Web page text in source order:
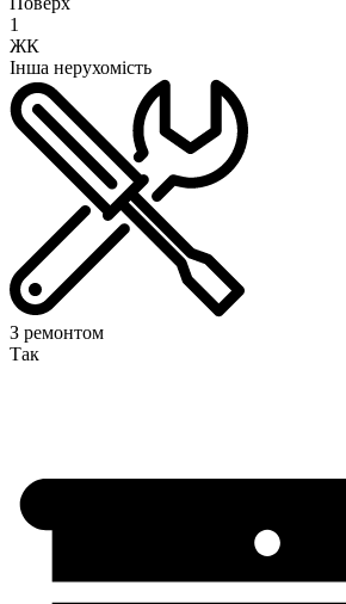
1
ЖК
Інша нерухомість
З ремонтом
Так